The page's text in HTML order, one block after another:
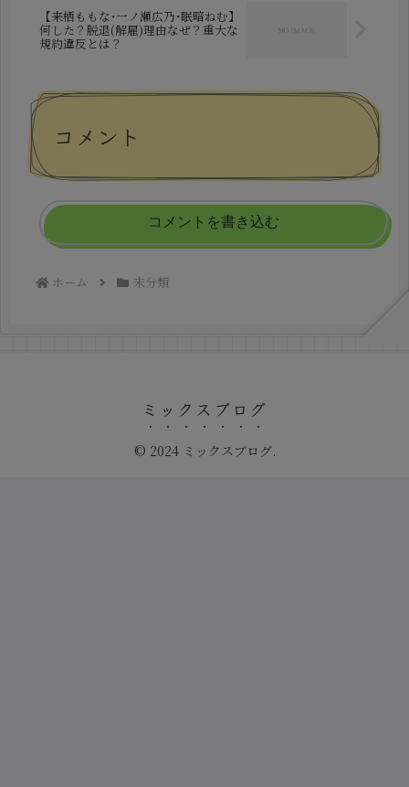
【来栖ももな･一ノ瀬広乃･眠暗ねむ】
何した？脱退(解雇)理由なぜ？重大な
規約違反とは？
コメント
コメントを書き込む
ホーム 未分類
ミックスブログ
© 2024 ミックスブログ.